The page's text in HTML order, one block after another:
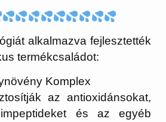
alkalmazva fejlesztették
termékcsaládot:
Komplex
az antioxidánsokat,
és az egyéb